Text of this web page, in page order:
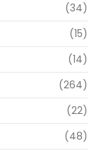
(34)
(15)
(14)
(264)
(22)
(48)